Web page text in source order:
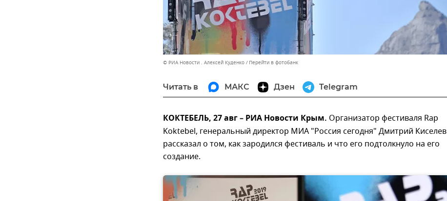
© РИА Новости . Алексей Куденко Перейти в фотобанк
Читать в МАКС Дзен Telegram
КОКТЕБЕЛЬ, 27 авг – РИА Новости Крым. Организатор фестиваля Rap
Koktebel, генеральный директор МИА "Россия сегодня" Дмитрий Киселев
рассказал о том, как зародился фестиваль и что его подтолкнуло на его
создание.